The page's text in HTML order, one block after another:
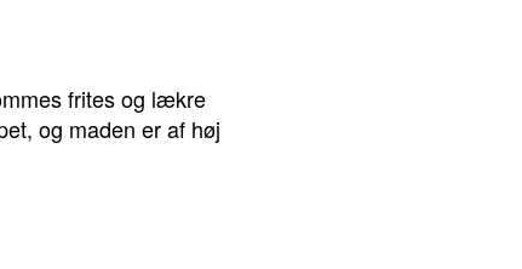
frites og lækre
og maden er af høj